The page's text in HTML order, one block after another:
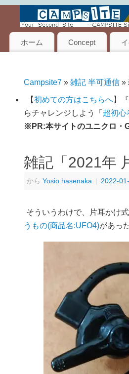
ホーム Concept
Campsite7 » 雑記 半可通信 »
【初めての方はこちらへ】
らチャレンジしよう「 超初心
※PR:本サイトのユニクロ・
雑記「2021年
から Yosio.hasenaka | 2022-
そういうわけで、片耳かけ
うもの(商品名:UFO4)があっ